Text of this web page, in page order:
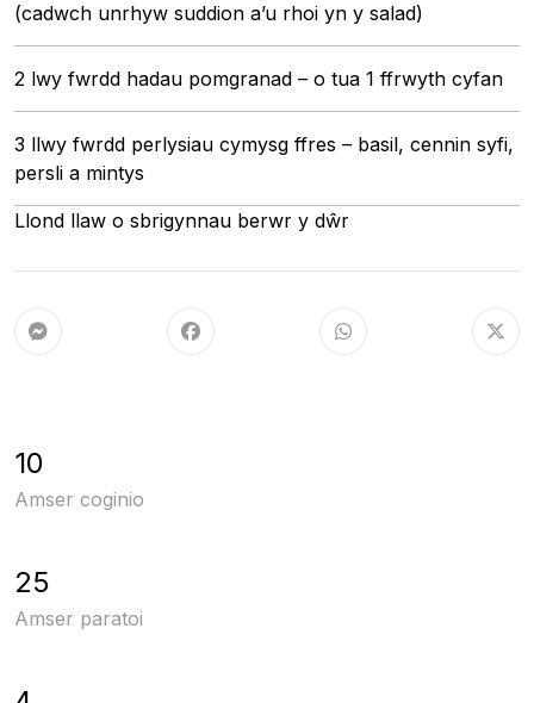
(cadwch unrhyw suddion a’u rhoi yn y salad)
2 lwy fwrdd hadau pomgranad – o tua 1 ffrwyth cyfan
3 llwy fwrdd perlysiau cymysg ffres – basil, cennin syfi,
persli a mintys
Llond llaw o sbrigynnau berwr y dŵr
10
Amser coginio
25
Amser paratoi